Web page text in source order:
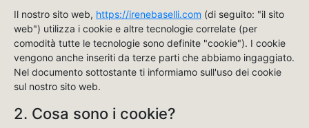
Il nostro sito web, https://irenebaselli.com (di seguito: "il sito
web") utilizza i cookie e altre tecnologie correlate (per
comodità tutte le tecnologie sono definite "cookie"). I cookie
vengono anche inseriti da terze parti che abbiamo ingaggiato.
Nel documento sottostante ti informiamo sull'uso dei cookie
sul nostro sito web.
2. Cosa sono i cookie?